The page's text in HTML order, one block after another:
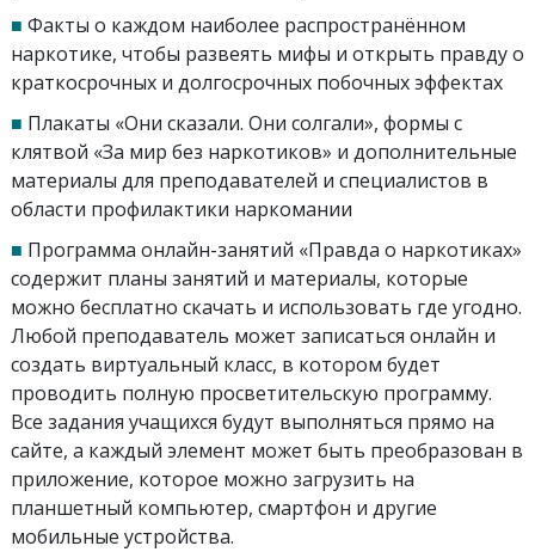
■ Факты о каждом наиболее распространённом
наркотике, чтобы развеять мифы и открыть правду о
краткосрочных и долгосрочных побочных эффектах
■ Плакаты «Они сказали. Они солгали», формы с
клятвой «За мир без наркотиков» и дополнительные
материалы для преподавателей и специалистов в
области профилактики наркомании
■ Программа онлайн-занятий «Правда о наркотиках»
содержит планы занятий и материалы, которые
можно бесплатно скачать и использовать где угодно.
Любой преподаватель может записаться онлайн и
создать виртуальный класс, в котором будет
проводить полную просветительскую программу.
Все задания учащихся будут выполняться прямо на
сайте, а каждый элемент может быть преобразован в
приложение, которое можно загрузить на
планшетный компьютер, смартфон и другие
мобильные устройства.